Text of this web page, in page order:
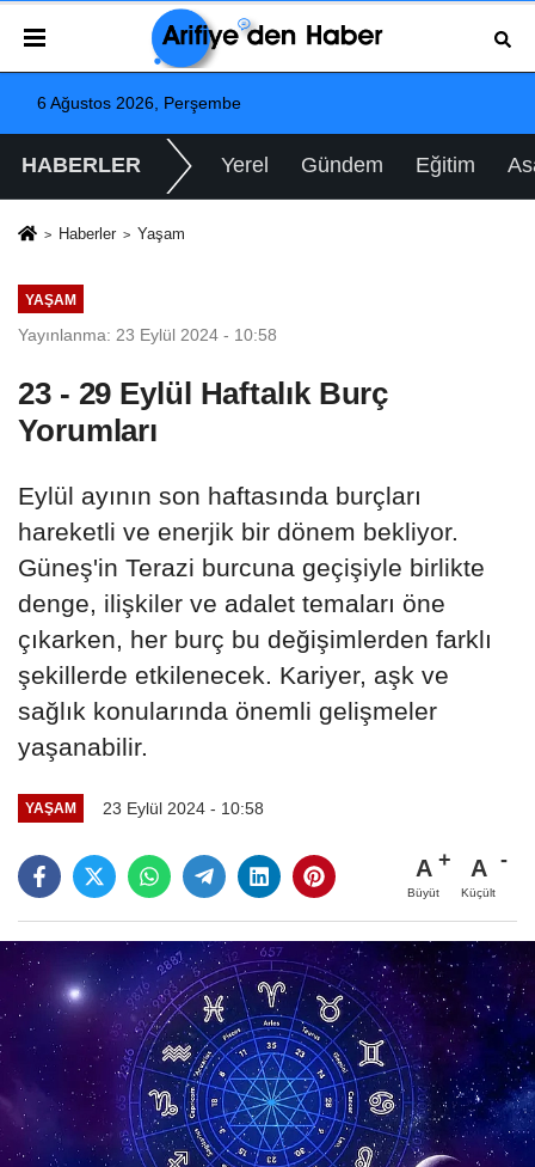
6 Ağustos 2026, Perşembe
HABERLER Yerel Gündem Eğitim
Haberler Yaşam
YAŞAM
Yayınlanma: 23 Eylül 2024 - 10:58
23 - 29 Eylül Haftalık Burç
Yorumları
Eylül ayının son haftasında burçları
hareketli ve enerjik bir dönem bekliyor.
Güneş'in Terazi burcuna geçişiyle birlikte
denge, ilişkiler ve adalet temaları öne
çıkarken, her burç bu değişimlerden farklı
şekillerde etkilenecek. Kariyer, aşk ve
sağlık konularında önemli gelişmeler
yaşanabilir.
YAŞAM 23 Eylül 2024 - 10:58
A
Büyüt
A
Küçült